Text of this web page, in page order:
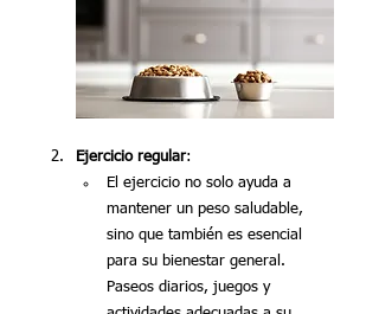
Ejercicio regular:
El ejercicio no solo ayuda a
mantener un peso saludable,
sino que también es esencial
para su bienestar general.
Paseos diarios, juegos y